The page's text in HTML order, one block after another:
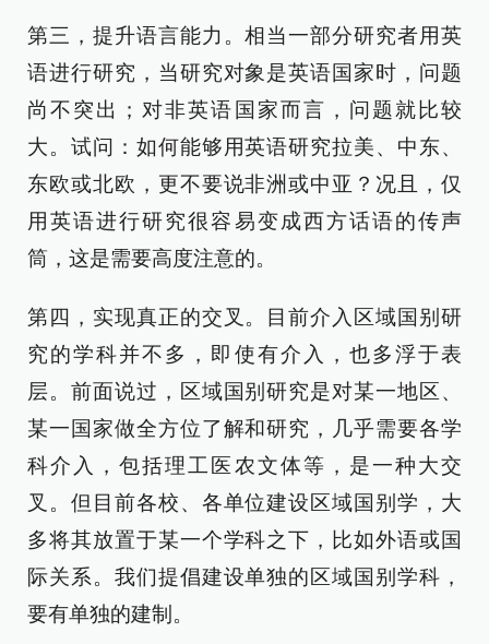
第三，提升语言能力。相当一部分研究者用英
语进行研究，当研究对象是英语国家时，问题
尚不突出；对非英语国家而言，问题就比较
大。试问：如何能够用英语研究拉美、中东、
东欧或北欧，更不要说非洲或中亚？况且，仅
用英语进行研究很容易变成西方话语的传声
筒，这是需要高度注意的。
第四，实现真正的交叉。目前介入区域国别研
究的学科并不多，即使有介入，也多浮于表
层。前面说过，区域国别研究是对某一地区、
某一国家做全方位了解和研究，几乎需要各学
科介入，包括理工医农文体等，是一种大交
叉。但目前各校、各单位建设区域国别学，大
多将其放置于某一个学科之下，比如外语或国
际关系。我们提倡建设单独的区域国别学科，
要有单独的建制。